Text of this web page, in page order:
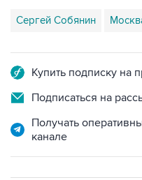
Сергей Собянин
Купить подписку на
Подписаться на
Получать
канале